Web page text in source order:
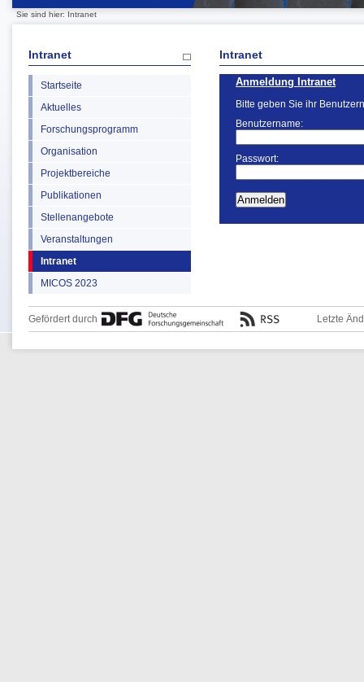
Sie sind hier: Intranet
Intranet
Startseite
Aktuelles
Forschungsprogramm
Organisation
Projektbereiche
Publikationen
Stellenangebote
Veranstaltungen
Intranet
MICOS 2023
Intranet
Anmeldung Intranet
Bitte geben Sie ihr
Benutzername:
Passwort:
Gefördert durch Letzte